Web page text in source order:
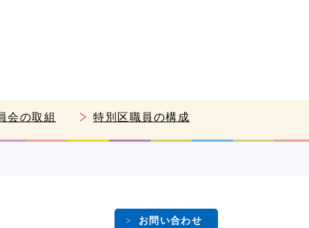
会の取組 特別区職員の構成
お問い合わせ